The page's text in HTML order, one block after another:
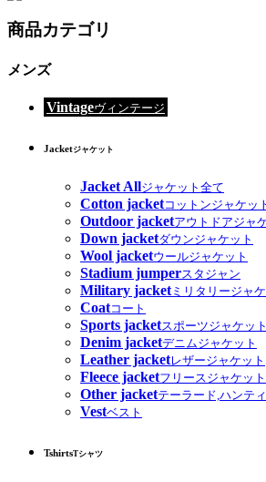
商品カテゴリ
メンズ
Vintageヴィンテージ
Jacketジャケット
Jacket Allジャケット全て
Cotton jacketコットンジャケッ
Outdoor jacketアウトドアジャ
Down jacketダウンジャケット
Wool jacketウールジャケット
Stadium jumperスタジャン
Military jacketミリタリージャ
Coatコート
Sports jacketスポーツジャケット
Denim jacketデニムジャケット
Leather jacketレザージャケット
Fleece jacketフリースジャケット
Other jacketテーラード,ハンテ
Vestベスト
TshirtsTシャツ